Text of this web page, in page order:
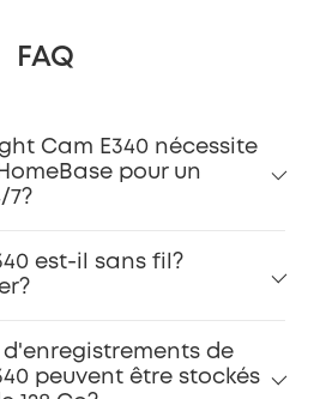
FAQ
Cam E340 nécessite
pour un
7?
est-il sans fil?
de
peuvent être stockés